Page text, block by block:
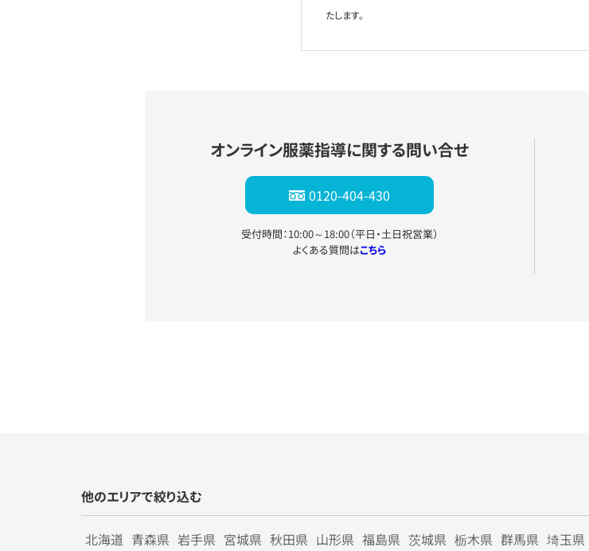
たします。
オンライン服薬指導に関する問い合せ
0120-404-430
受付時間：10:00～18:00（平日・土日祝営業）
よくある質問はこちら
他のエリアで絞り込む
北海道 青森県 岩手県 宮城県 秋田県 山形県 福島県 茨城県 栃木県 群馬県 埼玉県